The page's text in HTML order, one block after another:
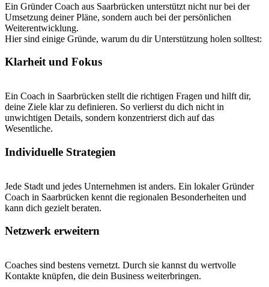
Ein Gründer Coach aus Saarbrücken unterstützt nicht nur bei der
Umsetzung deiner Pläne, sondern auch bei der persönlichen
Weiterentwicklung.
Hier sind einige Gründe, warum du dir Unterstützung holen solltest:
Klarheit und Fokus
Ein Coach in Saarbrücken stellt die richtigen Fragen und hilft dir,
deine Ziele klar zu definieren. So verlierst du dich nicht in
unwichtigen Details, sondern konzentrierst dich auf das
Wesentliche.
Individuelle Strategien
Jede Stadt und jedes Unternehmen ist anders. Ein lokaler Gründer
Coach in Saarbrücken kennt die regionalen Besonderheiten und
kann dich gezielt beraten.
Netzwerk erweitern
Coaches sind bestens vernetzt. Durch sie kannst du wertvolle
Kontakte knüpfen, die dein Business weiterbringen.